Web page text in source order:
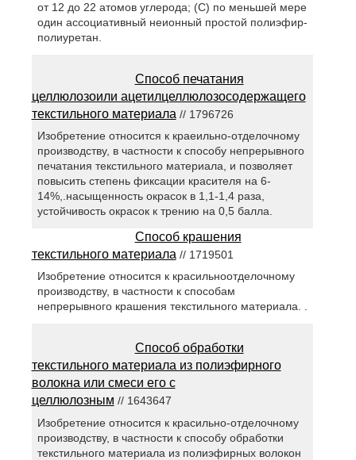
от 12 до 22 атомов углерода; (С) по меньшей мере
один ассоциативный неионный простой полиэфир-
полиуретан.
Способ печатания
целлюлозоили ацетилцеллюлозосодержащего
текстильного материала // 1796726
Изобретение относится к краеильно-отделочному
производству, в частности к способу непрерывного
печатания текстильного материала, и позволяет
повысить степень фиксации красителя на 6-
14%,.насыщенность окрасок в 1,1-1,4 раза,
устойчивость окрасок к трению на 0,5 балла.
Способ крашения
текстильного материала// 1719501
Изобретение относится к красильноотделочному
производству, в частности к способам
непрерывного крашения текстильного материала. .
Способ обработки
текстильного материала из полиэфирного
волокна или смеси его с
целлюлозным // 1643647
Изобретение относится к красильно-отделочному
производству, в частности к способу обработки
текстильного материала из полиэфирных волокон